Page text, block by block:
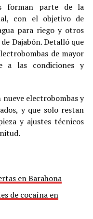
forman parte de la
con el objetivo de
para riego y otros
Dajabón. Detalló que
de mayor
a las condiciones y
electrobombas y
y que solo restan
y ajustes técnicos
en Barahona
de cocaína en